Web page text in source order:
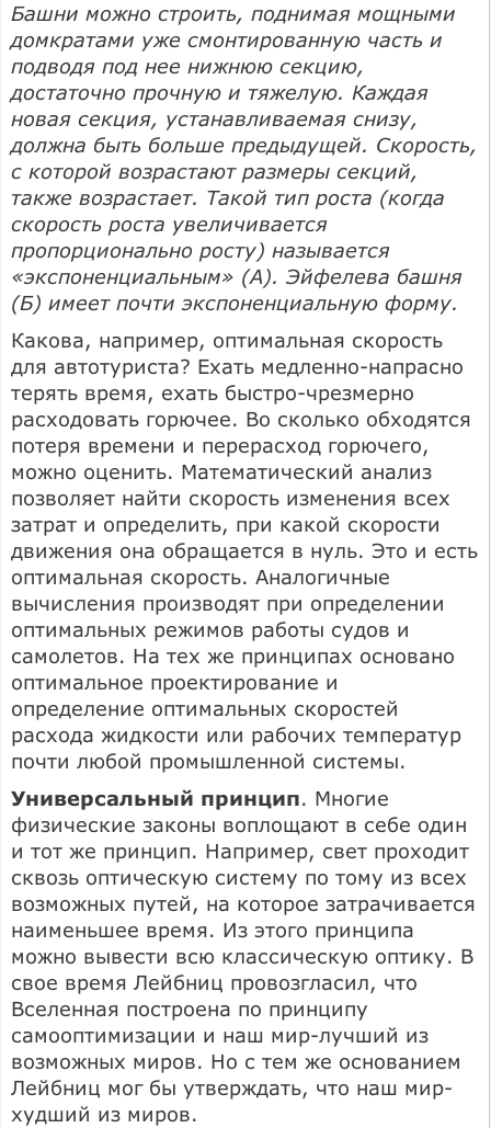
Башни можно строить, поднимая мощными
домкратами уже смонтированную часть и
подводя под нее нижнюю секцию,
достаточно прочную и тяжелую. Каждая
новая секция, устанавливаемая снизу,
должна быть больше предыдущей. Скорость,
с которой возрастают размеры секций,
также возрастает. Такой тип роста (когда
скорость роста увеличивается
пропорционально росту) называется
«экспоненциальным» (А). Эйфелева башня
(Б) имеет почти экспоненциальную форму.
Какова, например, оптимальная скорость
для автотуриста? Ехать медленно-напрасно
терять время, ехать быстро-чрезмерно
расходовать горючее. Во сколько обходятся
потеря времени и перерасход горючего,
можно оценить. Математический анализ
позволяет найти скорость изменения всех
затрат и определить, при какой скорости
движения она обращается в нуль. Это и есть
оптимальная скорость. Аналогичные
вычисления производят при определении
оптимальных режимов работы судов и
самолетов. На тех же принципах основано
оптимальное проектирование и
определение оптимальных скоростей
расхода жидкости или рабочих температур
почти любой промышленной системы.
Универсальный принцип. Многие
физические законы воплощают в себе один
и тот же принцип. Например, свет проходит
сквозь оптическую систему по тому из всех
возможных путей, на которое затрачивается
наименьшее время. Из этого принципа
можно вывести всю классическую оптику. В
свое время Лейбниц провозгласил, что
Вселенная построена по принципу
самооптимизации и наш мир-лучший из
возможных миров. Но с тем же основанием
Лейбниц мог бы утверждать, что наш мир-
худший из миров.